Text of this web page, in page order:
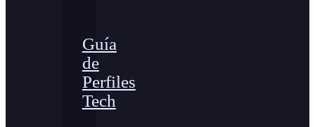
Guía
de
Perfiles
Tech